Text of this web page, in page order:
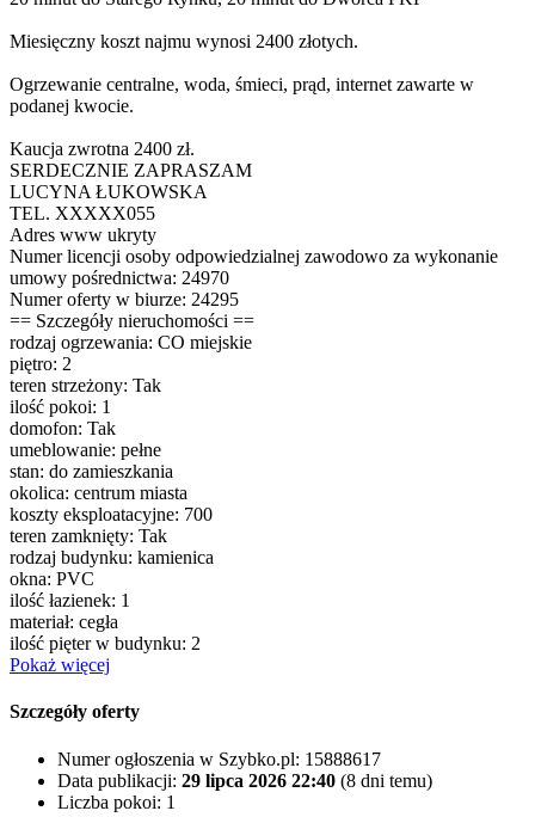
Miesięczny koszt najmu wynosi 2400 złotych.
Ogrzewanie centralne, woda, śmieci, prąd, internet zawarte w
podanej kwocie.
Kaucja zwrotna 2400 zł.
SERDECZNIE ZAPRASZAM
LUCYNA ŁUKOWSKA
TEL. XXXXX055
Adres www ukryty
Numer licencji osoby odpowiedzialnej zawodowo za wykonanie
umowy pośrednictwa: 24970
Numer oferty w biurze: 24295
== Szczegóły nieruchomości ==
rodzaj ogrzewania: CO miejskie
piętro: 2
teren strzeżony: Tak
ilość pokoi: 1
domofon: Tak
umeblowanie: pełne
stan: do zamieszkania
okolica: centrum miasta
koszty eksploatacyjne: 700
teren zamknięty: Tak
rodzaj budynku: kamienica
okna: PVC
ilość łazienek: 1
materiał: cegła
ilość pięter w budynku: 2
Pokaż więcej
Szczegóły oferty
Numer ogłoszenia w Szybko.pl: 15888617
Data publikacji: 29 lipca 2026 22:40 (8 dni temu)
Liczba pokoi: 1